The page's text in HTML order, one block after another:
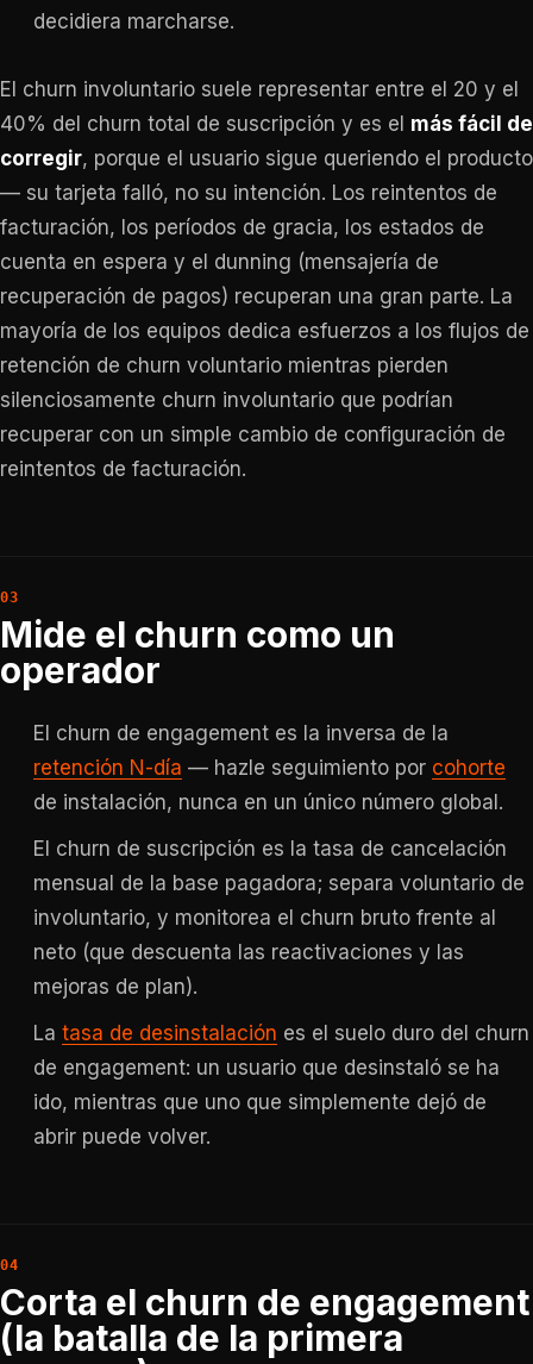
decidiera marcharse.
El churn involuntario suele representar entre el 20 y el
40% del churn total de suscripción y es el más fácil de
corregir, porque el usuario sigue queriendo el producto
— su tarjeta falló, no su intención. Los reintentos de
facturación, los períodos de gracia, los estados de
cuenta en espera y el dunning (mensajería de
recuperación de pagos) recuperan una gran parte. La
mayoría de los equipos dedica esfuerzos a los flujos de
retención de churn voluntario mientras pierden
silenciosamente churn involuntario que podrían
recuperar con un simple cambio de configuración de
reintentos de facturación.
Mide el churn como un
operador
El churn de engagement es la inversa de la
retención N-día — hazle seguimiento por cohorte
de instalación, nunca en un único número global.
El churn de suscripción es la tasa de cancelación
mensual de la base pagadora; separa voluntario de
involuntario, y monitorea el churn bruto frente al
neto (que descuenta las reactivaciones y las
mejoras de plan).
La tasa de desinstalación es el suelo duro del churn
de engagement: un usuario que desinstaló se ha
ido, mientras que uno que simplemente dejó de
abrir puede volver.
Corta el churn de engagement
(la batalla de la primera